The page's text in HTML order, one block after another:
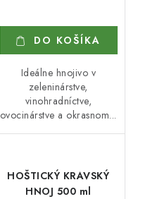
DO KOŠÍKA
Ideálne hnojivo v
zeleninárstve,
vinohradníctve,
ovocinárstve a okrasnom...
HOŠTICKÝ KRAVSKÝ
HNOJ 500 ml